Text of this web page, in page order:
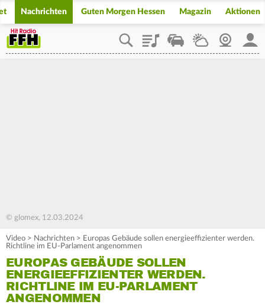
Nachrichten Guten Morgen Hessen Magazin Aktionen
PlaylistStaupilotWetterWebcam
© glomex, 12.03.2024
Video > Nachrichten > Europas Gebäude sollen energieeffizienter werden.
Richtline im EU-Parlament angenommen
EUROPAS GEBÄUDE SOLLEN
ENERGIEEFFIZIENTER WERDEN.
RICHTLINE IM EU-PARLAMENT
ANGENOMMEN